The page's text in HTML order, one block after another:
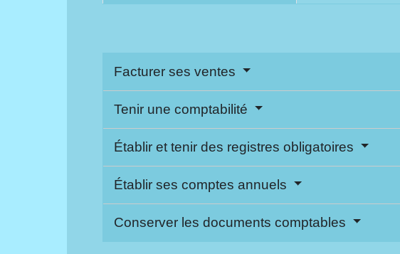
Facturer ses ventes
Tenir une comptabilité
Établir et tenir des registres obligatoires
Établir ses comptes annuels
Conserver les documents comptables